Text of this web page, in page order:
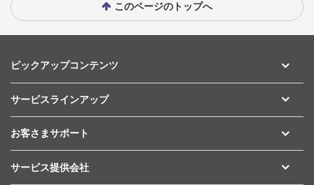
このページのトップへ
ピックアップコンテンツ
サービスラインアップ
お客さまサポート
サービス提供会社